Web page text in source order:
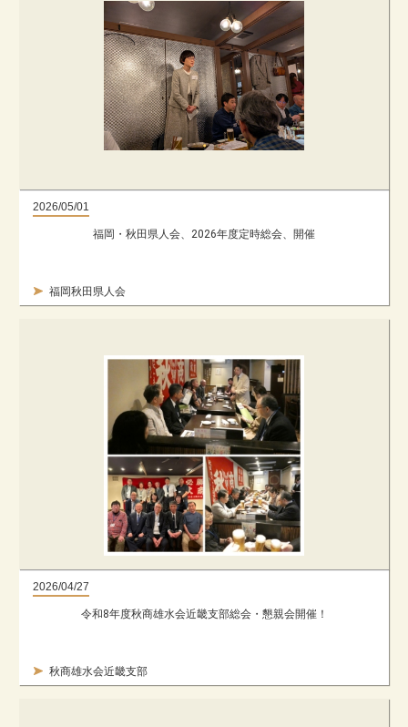
2026/05/01
福岡秋田県人会
福岡・秋田県人会、2026年度定時総会、開催
2026/04/27
秋商雄水会近畿支部
令和8年度秋商雄水会近畿支部総会・懇親会開催！